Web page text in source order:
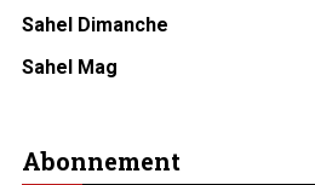
Sahel Dimanche
Sahel Mag
Abonnement